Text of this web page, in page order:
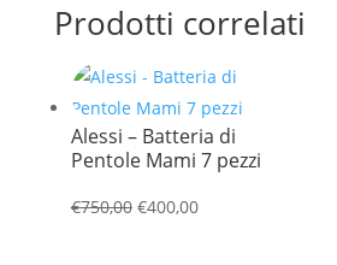
Prodotti correlati
Alessi – Batteria di
Pentole Mami 7 pezzi
€750,00 Il
€400,00Il